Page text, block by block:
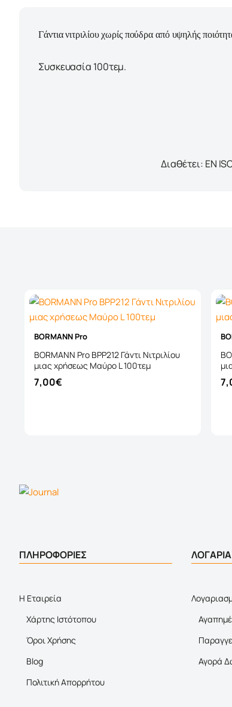
Γάντια νιτριλίου χωρίς πούδρα από υψηλής
Συσκευασία 100τεμ.
Διαθέτει: EN
BORMANN Pro
BORMANN Pro BPP212 Γάντι Νιτριλίου
μιας χρήσεως Μαύρο L 100τεμ
7,00€
ΠΛΗΡΟΦΟΡΙΕΣ
Η Εταιρεία
Χάρτης Ιστότοπου
Όροι Χρήσης
Blog
Πολιτική Απορρήτου
Αγορά